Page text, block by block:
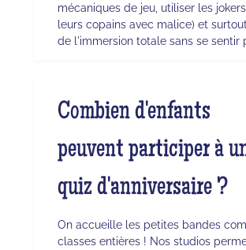
mécaniques de jeu, utiliser les
leurs copains avec malice) et
de l'immersion totale sans se sentir
Combien d'enfants
peuvent participer à
quiz d'anniversaire ?
On accueille les petites bandes
classes entières ! Nos studios